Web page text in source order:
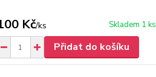
Kč/ks Skladem 1 ks
Přidat do košíku